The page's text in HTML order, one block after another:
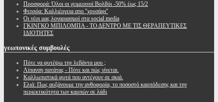
Προσφορά: Όλοι οι χειμερινοί Βολβόι -50% έως 15/2
Φειγιόα: Καλλιέργεια απο ''χρυσάφι''
Oι νέοι μας λογαριασμοί στα social media
ΓΚΙΝΓΚΟ ΜΠΙΛΟΜΠΑ - ΤΟ ΔΕΝΤΡΟ ΜΕ ΤΙΣ ΘΕΡΑΠΕΥΤΙΚΕΣ
ΙΔΙΟΤΗΤΕΣ
γεωπονικές συμβουλές
Πότε να φυτέψω την λεβάντα μου ;
Λίπανση πατάτας - Πότε και πώς γίνεται.
Καλλωπιστικά φυτά που αντέχουν σε σκιά.
Ελιά: Πως αυξάνουμε την ανθοφορία, το ποσοστό καρπόδεσης και την
περιεκτικότητα των καρπών σε λάδι